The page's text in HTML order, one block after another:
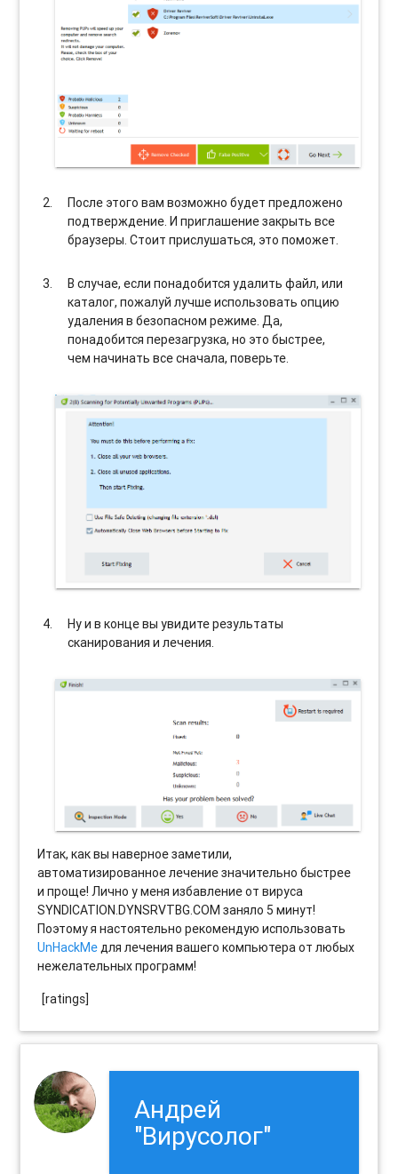
После этого вам возможно будет предложено
подтверждение. И приглашение закрыть все
браузеры. Стоит прислушаться, это поможет.
В случае, если понадобится удалить файл, или
каталог, пожалуй лучше использовать опцию
удаления в безопасном режиме. Да,
понадобится перезагрузка, но это быстрее,
чем начинать все сначала, поверьте.
Ну и в конце вы увидите результаты
сканирования и лечения.
Итак, как вы наверное заметили,
автоматизированное лечение значительно быстрее
и проще! Лично у меня избавление от вируса
SYNDICATION.DYNSRVTBG.COM заняло 5 минут!
Поэтому я настоятельно рекомендую использовать
UnHackMeдля лечения вашего компьютера от любых
нежелательных программ!
[ratings]
Андрей
"Вирусолог"